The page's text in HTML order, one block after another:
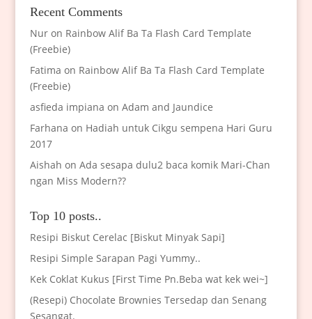
Recent Comments
Nuron Rainbow Alif Ba Ta Flash Card Template
(Freebie)
Fatima on Rainbow Alif Ba Ta Flash Card Template
(Freebie)
asfieda impiana on Adam and Jaundice
Farhana on Hadiah untuk Cikgu sempena Hari Guru
2017
Aishah on Ada sesapa dulu2 baca komik Mari-Chan
ngan Miss Modern??
Top 10 posts..
Resipi Biskut Cerelac [Biskut Minyak Sapi]
Resipi Simple Sarapan Pagi Yummy..
Kek Coklat Kukus [First Time Pn.Beba wat kek wei~]
(Resepi) Chocolate Brownies Tersedap dan Senang
Sesangat.